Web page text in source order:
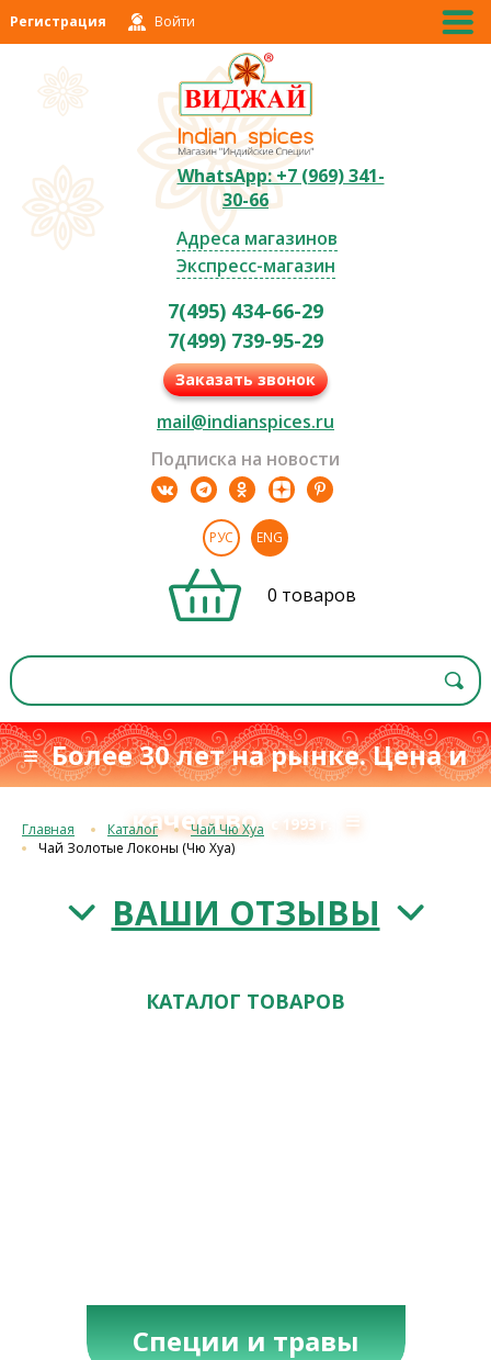
Регистрация Войти
WhatsApp: +7 (969) 341-
30-66
Адреса магазинов
Экспресс-магазин
7(495) 434-66-29
7(499) 739-95-29
Заказать звонок
mail@indianspices.ru
Подписка на новости
РУС ENG
0 товаров
≡ Более 30 лет на рынке. Цена и
качество
с 1993 г. ≡
Главная Каталог
Чай Чю Хуа
Чай Золотые Локоны (Чю Хуа)
ВАШИ ОТЗЫВЫ
КАТАЛОГ ТОВАРОВ
Специи и травы